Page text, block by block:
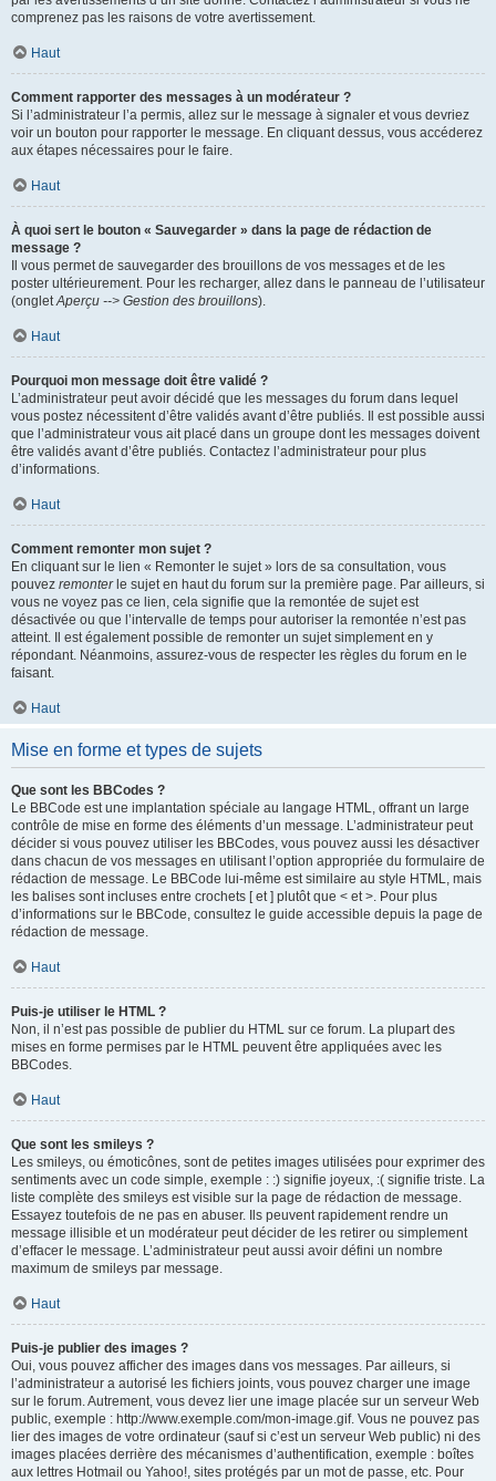
comprenez pas les raisons de votre avertissement.
Haut
Comment rapporter des messages à un modérateur ?
Si l’administrateur l’a permis, allez sur le message à signaler et vous devriez
voir un bouton pour rapporter le message. En cliquant dessus, vous accéderez
aux étapes nécessaires pour le faire.
Haut
À quoi sert le bouton « Sauvegarder » dans la page de rédaction de
message ?
Il vous permet de sauvegarder des brouillons de vos messages et de les
poster ultérieurement. Pour les recharger, allez dans le panneau de l’utilisateur
(ongletAperçu --> Gestion des brouillons).
Haut
Pourquoi mon message doit être validé ?
L’administrateur peut avoir décidé que les messages du forum dans lequel
vous postez nécessitent d’être validés avant d’être publiés. Il est possible aussi
que l’administrateur vous ait placé dans un groupe dont les messages doivent
être validés avant d’être publiés. Contactez l’administrateur pour plus
d’informations.
Haut
Comment remonter mon sujet ?
En cliquant sur le lien « Remonter le sujet » lors de sa consultation, vous
pouvez remonterle sujet en haut du forum sur la première page. Par ailleurs, si
vous ne voyez pas ce lien, cela signifie que la remontée de sujet est
désactivée ou que l’intervalle de temps pour autoriser la remontée n’est pas
atteint. Il est également possible de remonter un sujet simplement en y
répondant. Néanmoins, assurez-vous de respecter les règles du forum en le
faisant.
Haut
Mise en forme et types de sujets
Que sont les BBCodes ?
Le BBCode est une implantation spéciale au langage HTML, offrant un large
contrôle de mise en forme des éléments d’un message. L’administrateur peut
décider si vous pouvez utiliser les BBCodes, vous pouvez aussi les désactiver
dans chacun de vos messages en utilisant l’option appropriée du formulaire de
rédaction de message. Le BBCode lui-même est similaire au style HTML, mais
les balises sont incluses entre crochets [ et ] plutôt que < et >. Pour plus
d’informations sur le BBCode, consultez le guide accessible depuis la page de
rédaction de message.
Haut
Puis-je utiliser le HTML ?
Non, il n’est pas possible de publier du HTML sur ce forum. La plupart des
mises en forme permises par le HTML peuvent être appliquées avec les
BBCodes.
Haut
Que sont les smileys ?
Les smileys, ou émoticônes, sont de petites images utilisées pour exprimer des
sentiments avec un code simple, exemple : :) signifie joyeux, :( signifie triste. La
liste complète des smileys est visible sur la page de rédaction de message.
Essayez toutefois de ne pas en abuser. Ils peuvent rapidement rendre un
message illisible et un modérateur peut décider de les retirer ou simplement
d’effacer le message. L’administrateur peut aussi avoir défini un nombre
maximum de smileys par message.
Haut
Puis-je publier des images ?
Oui, vous pouvez afficher des images dans vos messages. Par ailleurs, si
l’administrateur a autorisé les fichiers joints, vous pouvez charger une image
sur le forum. Autrement, vous devez lier une image placée sur un serveur Web
public, exemple : http://www.exemple.com/mon-image.gif. Vous ne pouvez pas
lier des images de votre ordinateur (sauf si c’est un serveur Web public) ni des
images placées derrière des mécanismes d’authentification, exemple : boîtes
aux lettres Hotmail ou Yahoo!, sites protégés par un mot de passe, etc. Pour